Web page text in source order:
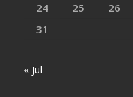
24
25 26
31
« Jul